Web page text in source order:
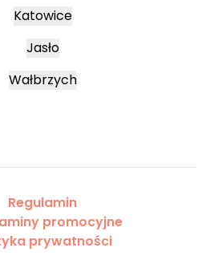
Katowice
Jasło
Wałbrzych
Regulamin
promocyjne
prywatności